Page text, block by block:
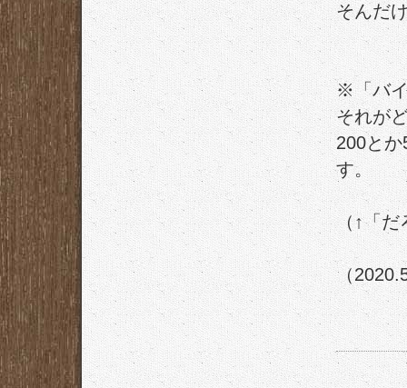
そんだ
※「バ
それが
200と
す。
（↑「だ
（